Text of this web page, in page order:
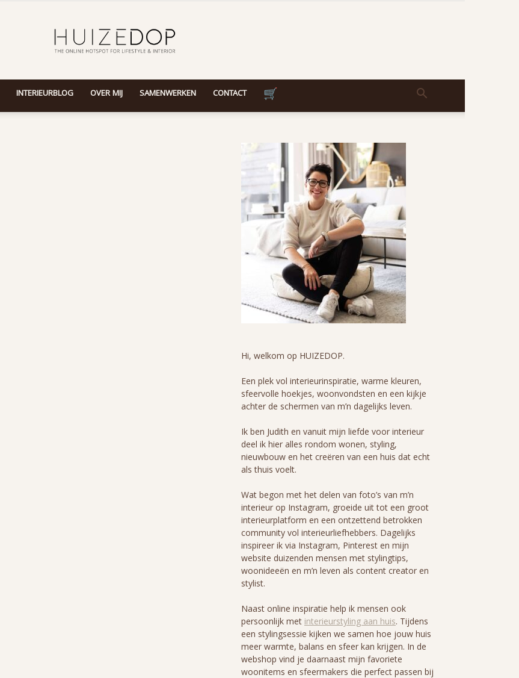
INTERIEURBLOG OVER MIJ SAMENWERKEN CONTACT
Hi, welkom op HUIZEDOP.
Een plek vol interieurinspiratie, warme kleuren,
sfeervolle hoekjes, woonvondsten en een kijkje
achter de schermen van m’n dagelijks leven.
Ik ben Judith en vanuit mijn liefde voor interieur
deel ik hier alles rondom wonen, styling,
nieuwbouw en het creëren van een huis dat echt
als thuis voelt.
Wat begon met het delen van foto’s van m’n
interieur op Instagram, groeide uit tot een groot
interieurplatform en een ontzettend betrokken
community vol interieurliefhebbers. Dagelijks
inspireer ik via Instagram, Pinterest en mijn
website duizenden mensen met stylingtips,
woonideeën en m’n leven als content creator en
stylist.
Naast online inspiratie help ik mensen ook
persoonlijk met interieurstyling aan huis. Tijdens
een stylingsessie kijken we samen hoe jouw huis
meer warmte, balans en sfeer kan krijgen. In de
webshop vind je daarnaast mijn favoriete
woonitems en sfeermakers die perfect passen bij